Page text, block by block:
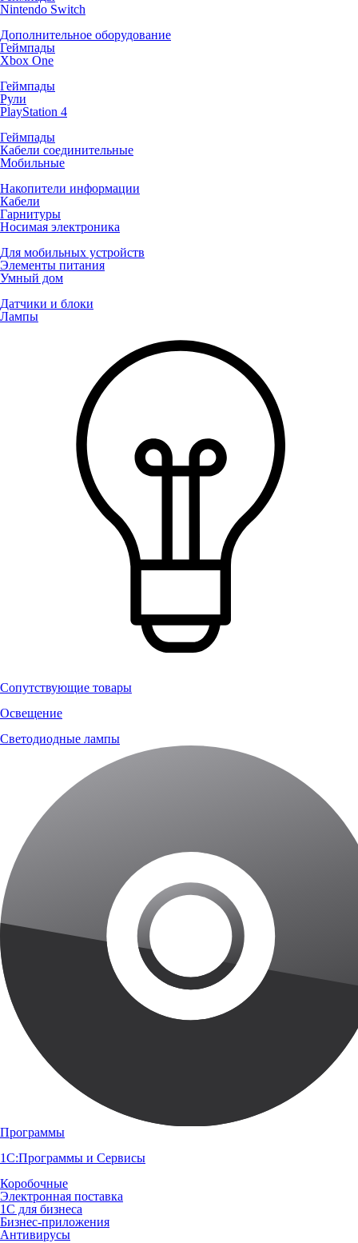
Nintendo Switch
Дополнительное оборудование
Геймпады
Xbox One
Геймпады
Рули
PlayStation 4
Геймпады
Кабели соединительные
Мобильные
Накопители информации
Кабели
Гарнитуры
Носимая электроника
Для мобильных устройств
Элементы питания
Умный дом
Датчики и блоки
Лампы
Сопутствующие товары
Освещение
Светодиодные лампы
Программы
1С:Программы и Сервисы
Коробочные
Электронная поставка
1С для бизнеса
Бизнес-приложения
Антивирусы